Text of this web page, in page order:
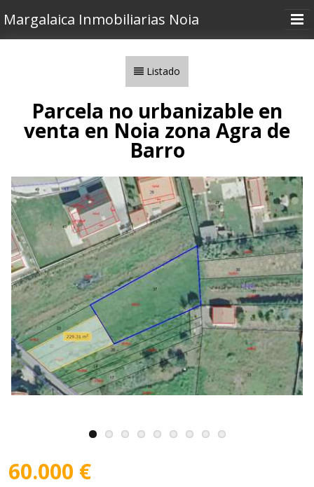
Margalaica Inmobiliarias Noia
Área Santiago
Vender o Alquilar
Contactar
Utilidades
Listado
Parcela no urbanizable en
venta en Noia zona Agra de
Barro
60.000 €